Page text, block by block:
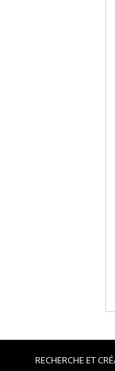
RECHERCHE ET